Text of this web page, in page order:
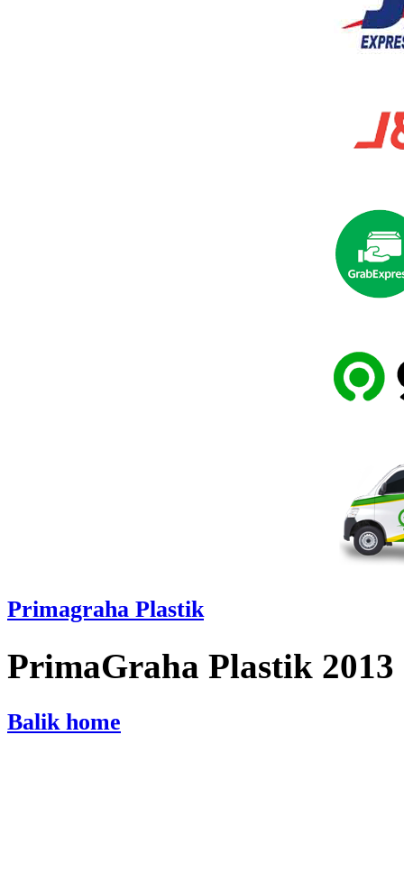
Primagraha Plastik
PrimaGraha Plastik 2013
Balik home